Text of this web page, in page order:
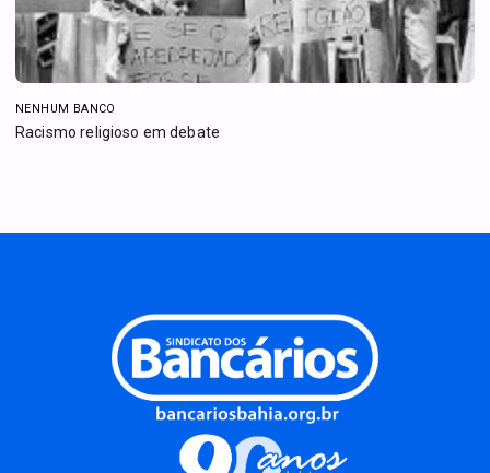
NENHUM BANCO
Racismo religioso em debate